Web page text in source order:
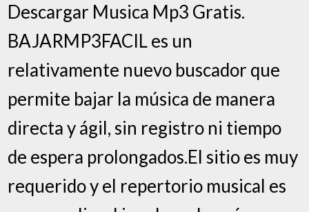
Descargar Musica Mp3 Gratis.
BAJARMP3FACIL es un
relativamente nuevo buscador que
permite bajar la música de manera
directa y ágil, sin registro ni tiempo
de espera prolongados.El sitio es muy
requerido y el repertorio musical es